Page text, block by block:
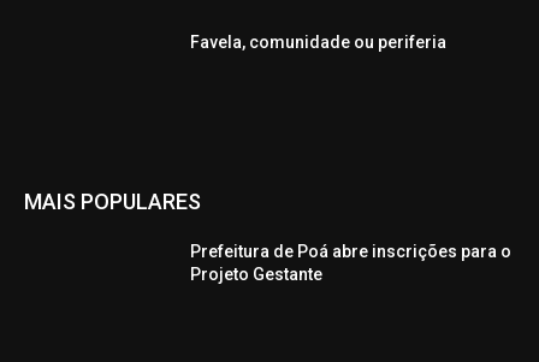
Favela, comunidade ou periferia
MAIS POPULARES
Prefeitura de Poá abre inscrições para o
Projeto Gestante